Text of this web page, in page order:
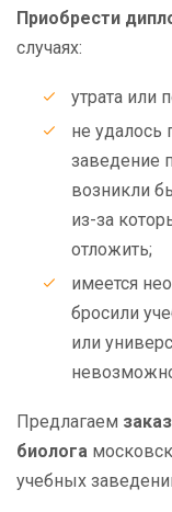
Приобрести
случаях:
утрата или
не удалось
заведение
возникли
из-за
отложить;
имеется
бросили
или
Предлагаем
биолога
учебных